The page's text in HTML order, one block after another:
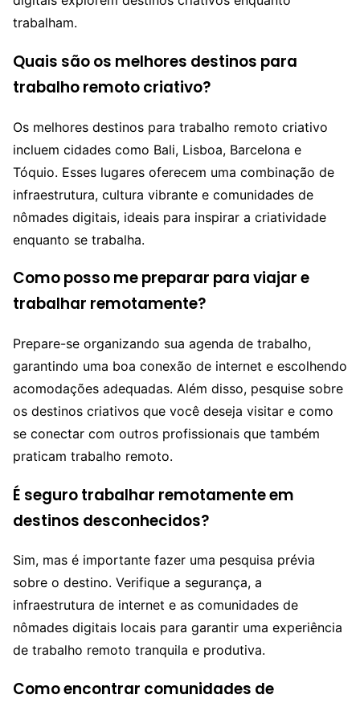
trabalham.
Quais são os melhores destinos para
trabalho remoto criativo?
Os melhores destinos para trabalho remoto criativo
incluem cidades como Bali, Lisboa, Barcelona e
Tóquio. Esses lugares oferecem uma combinação de
infraestrutura, cultura vibrante e comunidades de
nômades digitais, ideais para inspirar a criatividade
enquanto se trabalha.
Como posso me preparar para viajar e
trabalhar remotamente?
Prepare-se organizando sua agenda de trabalho,
garantindo uma boa conexão de internet e escolhendo
acomodações adequadas. Além disso, pesquise sobre
os destinos criativos que você deseja visitar e como
se conectar com outros profissionais que também
praticam trabalho remoto.
É seguro trabalhar remotamente em
destinos desconhecidos?
Sim, mas é importante fazer uma pesquisa prévia
sobre o destino. Verifique a segurança, a
infraestrutura de internet e as comunidades de
nômades digitais locais para garantir uma experiência
de trabalho remoto tranquila e produtiva.
Como encontrar comunidades de